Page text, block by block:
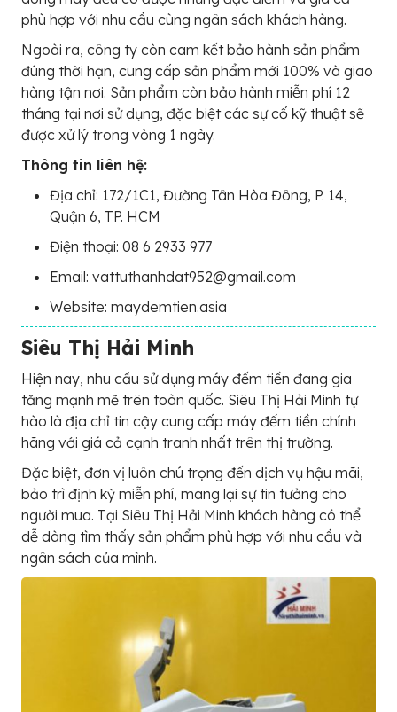
phù hợp với nhu cầu cùng ngân sách khách hàng.
Ngoài ra, công ty còn cam kết bảo hành sản phẩm
đúng thời hạn, cung cấp sản phẩm mới 100% và giao
hàng tận nơi. Sản phẩm còn bảo hành miễn phí 12
tháng tại nơi sử dụng, đặc biệt các sự cố kỹ thuật sẽ
được xử lý trong vòng 1 ngày.
Thông tin liên hệ:
Địa chỉ: 172/1C1, Đường Tân Hòa Đông, P. 14,
Quận 6, TP. HCM
Điện thoại: 08 6 2933 977
Email: vattuthanhdat952@gmail.com
Website: maydemtien.asia
Siêu Thị Hải Minh
Hiện nay, nhu cầu sử dụng máy đếm tiền đang gia
tăng mạnh mẽ trên toàn quốc. Siêu Thị Hải Minh tự
hào là địa chỉ tin cậy cung cấp máy đếm tiền chính
hãng với giá cả cạnh tranh nhất trên thị trường.
Đặc biệt, đơn vị luôn chú trọng đến dịch vụ hậu mãi,
bảo trì định kỳ miễn phí, mang lại sự tin tưởng cho
người mua. Tại Siêu Thị Hải Minh khách hàng có thể
dễ dàng tìm thấy sản phẩm phù hợp với nhu cầu và
ngân sách của mình.